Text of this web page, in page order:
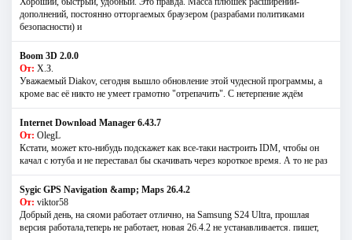
дополнений, постоянно отторгаемых браузером (разрабами политиками
безопасности) и
Boom 3D 2.0.0
От: Х.З.
Уважаемый Diakov, сегодня вышло обновление этой чудесной программы, а
кроме вас её никто не умеет грамотно "отрепачить". С нетерпение ждём
Internet Download Manager 6.43.7
От: OlegL
Кстати, может кто-нибудь подскажет как все-таки настроить IDM, чтобы он
качал с ютуба и не переставал бы скачивать через короткое время. А то не раз
Sygic GPS Navigation &amp; Maps 26.4.2
От: viktor58
Добрый день, на сяоми работает отлично, на Samsung S24 Ultra, прошлая
версия работала,теперь не работает, новая 26.4.2 не устанавливается. пишет,